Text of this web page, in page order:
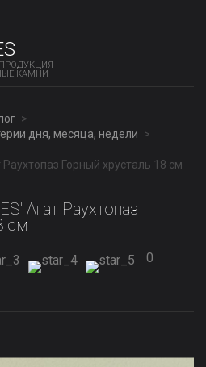
КАМНИ
дня, месяца, недели
Раухтопаз Горный хрусталь 18 см
Агат Раухтопаз
см
0